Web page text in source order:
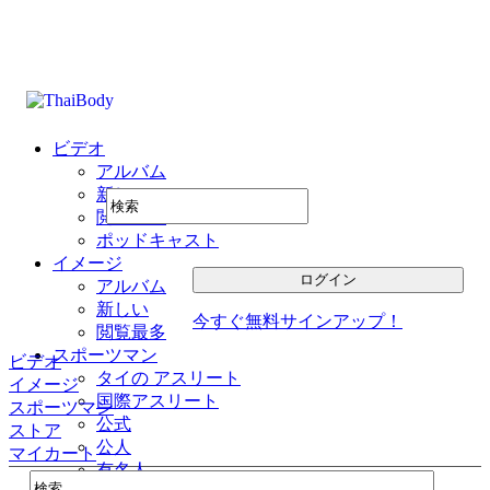
ビデオ
アルバム
新しい
閲覧最多
ポッドキャスト
イメージ
アルバム
新しい
閲覧最多
スポーツマン
タイの アスリート
国際アスリート
公式
公人
有名人
今すぐ無料サインアップ！
ビデオ
イメージ
スポーツマン
ストア
マイカート